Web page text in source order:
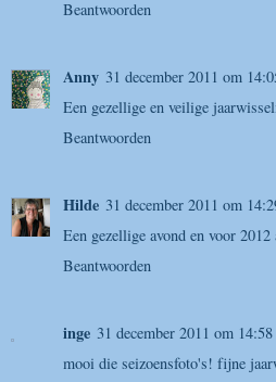
Beantwoorden
Anny 31 december 2011 om
Een gezellige en veilige
Beantwoorden
Hilde 31 december 2011 om
Een gezellige avond en voor
Beantwoorden
inge 31 december 2011 om 14:58
mooi die seizoensfoto's! fijne